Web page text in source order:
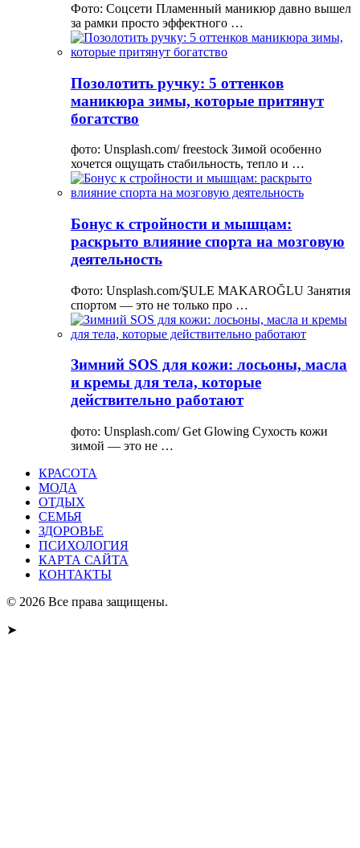
Фото: Соцсети Пламенный маникюр давно вышел
за рамки просто эффектного …
Позолотить ручку: 5 оттенков
маникюра зимы, которые притянут
богатство
фото: Unsplash.com/ freestock Зимой особенно
хочется ощущать стабильность, тепло и …
Бонус к стройности и мышцам:
раскрыто влияние спорта на мозговую
деятельность
Фото: Unsplash.com/ŞULE MAKAROĞLU Занятия
спортом — это не только про …
Зимний SOS для кожи: лосьоны, масла
и кремы для тела, которые
действительно работают
фото: Unsplash.com/ Get Glowing Сухость кожи
зимой — это не …
КРАСОТА
МОДА
ОТДЫХ
СЕМЬЯ
ЗДОРОВЬЕ
ПСИХОЛОГИЯ
КАРТА САЙТА
КОНТАКТЫ
© 2026 Все права защищены.
➤